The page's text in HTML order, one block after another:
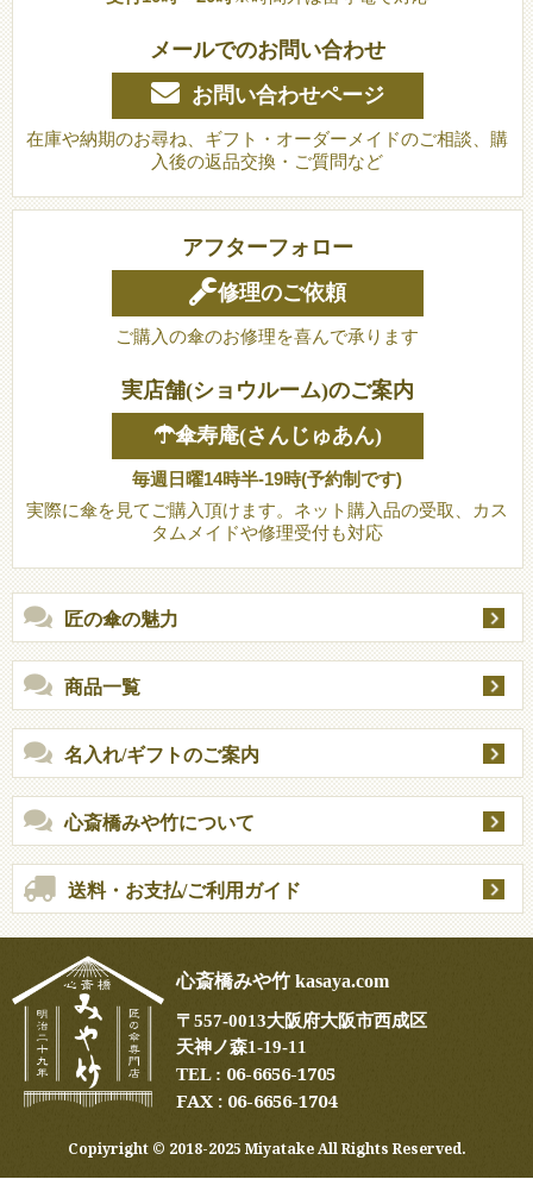
メールでのお問い合わせ
お問い合わせページ
在庫や納期のお尋ね、ギフト・オーダーメイドのご相談、購
入後の返品交換・ご質問など
アフターフォロー
修理のご依頼
ご購入の傘のお修理を喜んで承ります
実店舗(ショウルーム)のご案内
☂傘寿庵(さんじゅあん)
毎週日曜14時半-19時(予約制です)
実際に傘を見てご購入頂けます。ネット購入品の受取、カス
タムメイドや修理受付も対応
匠の傘の魅力
商品一覧
名入れ/ギフトのご案内
心斎橋みや竹について
送料・お支払/ご利用ガイド
心斎橋みや竹 kasaya.com
〒557-0013大阪府大阪市西成区
天神ノ森1-19-11
TEL : 06-6656-1705
FAX : 06-6656-1704
Copiyright ©︎ 2018-2025 Miyatake All Rights Reserved.